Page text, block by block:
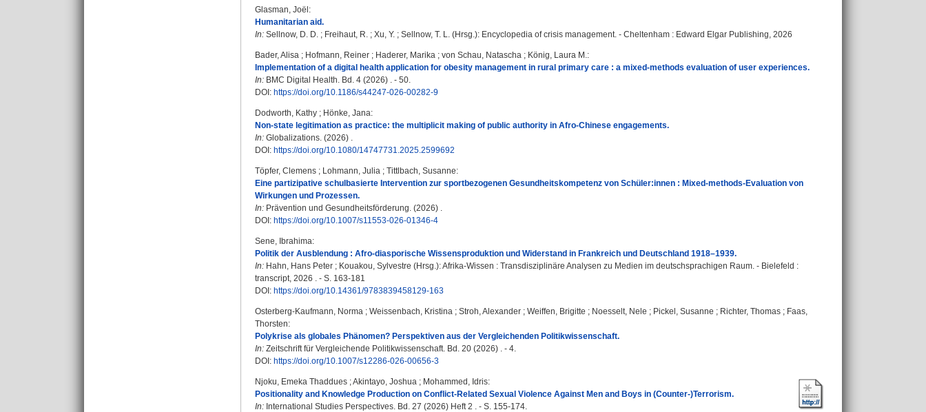
Glasman, Joël :
Humanitarian aid.
In: Sellnow, D. D. ; Freihaut, R. ; Xu, Y. ; Sellnow, T. L. (Hrsg.): Encyclopedia of crisis management. - Cheltenham : Edward Elgar Publishing, 2026
Bader, Alisa ; Hofmann, Reiner ; Haderer, Marika ; von Schau, Natascha ; König, Laura M.:
Implementation of a digital health application for obesity management in rural primary care : a mixed-methods evaluation of user experiences.
In: BMC Digital Health. Bd. 4 (2026) . - 50.
DOI: https://doi.org/10.1186/s44247-026-00282-9
Dodworth, Kathy ; Hönke, Jana:
Non-state legitimation as practice: the multiplicit making of public authority in Afro-Chinese engagements.
In: Globalizations. (2026) .
DOI: https://doi.org/10.1080/14747731.2025.2599692
Töpfer, Clemens ; Lohmann, Julia ; Tittlbach, Susanne:
Eine partizipative schulbasierte Intervention zur sportbezogenen Gesundheitskompetenz von Schüler:innen : Mixed-methods-Evaluation von
Wirkungen und Prozessen.
In: Prävention und Gesundheitsförderung. (2026) .
DOI: https://doi.org/10.1007/s11553-026-01346-4
Sene, Ibrahima:
Politik der Ausblendung : Afro-diasporische Wissensproduktion und Widerstand in Frankreich und Deutschland 1918–1939.
In: Hahn, Hans Peter ; Kouakou, Sylvestre (Hrsg.): Afrika-Wissen : Transdisziplinäre Analysen zu Medien im deutschsprachigen Raum. - Bielefeld :
transcript, 2026 . - S. 163-181
DOI: https://doi.org/10.14361/9783839458129-163
Osterberg-Kaufmann, Norma ; Weissenbach, Kristina ; Stroh, Alexander ; Weiffen, Brigitte ; Noesselt, Nele ; Pickel, Susanne ; Richter, Thomas ; Faas,
Thorsten:
Polykrise als globales Phänomen? Perspektiven aus der Vergleichenden Politikwissenschaft.
In: Zeitschrift für Vergleichende Politikwissenschaft. Bd. 20 (2026) . - 4.
DOI: https://doi.org/10.1007/s12286-026-00656-3
Njoku, Emeka Thaddues ;Akintayo, Joshua ; Mohammed, Idris:
Positionality and Knowledge Production on Conflict-Related Sexual Violence Against Men and Boys in (Counter-)Terrorism.
In: International Studies Perspectives. Bd. 27 (2026) Heft 2 . - S. 155-174.